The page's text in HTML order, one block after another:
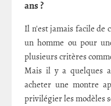
ans ?
Il n'est jamais facile de
un homme ou pour
plusieurs critères
Mais il y a quelques
acheter une montre
privilégier les modèles